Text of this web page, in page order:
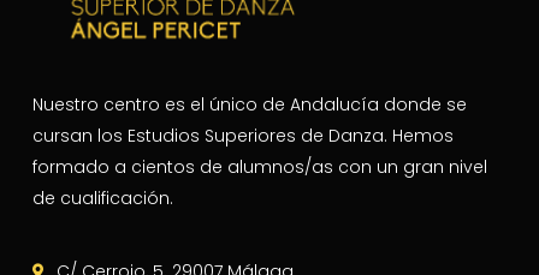
Nuestro centro es el único de Andalucía donde se
cursan los Estudios Superiores de Danza. Hemos
formado a cientos de alumnos/as con un gran nivel
de cualificación.